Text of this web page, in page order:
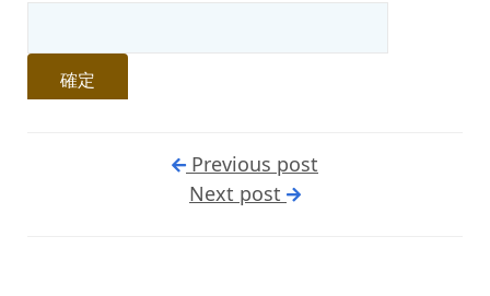
Previous post
Next post